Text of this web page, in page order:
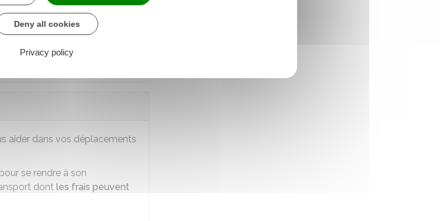
adapté à son âge
aider dans vos déplacements
se rendre à son
dont les frais peuvent
Deny all cookies
Privacy policy